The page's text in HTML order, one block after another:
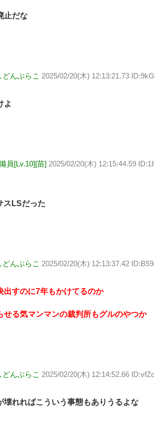
止だな
どんぶらこ 2025/02/20(木) 12:13:21.73
よ
員[Lv.10][苗] 2025/02/20(木) 12:15:44.59
スLSだった
どんぶらこ 2025/02/20(木) 12:13:37.42
出すのに7年もかけてるのか
せる気マンマンの裁判所もグルのやつか
どんぶらこ 2025/02/20(木) 12:14:52.66
壊れればこういう事態もありうるよな